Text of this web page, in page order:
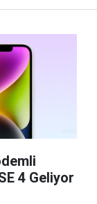
4 Geliyor